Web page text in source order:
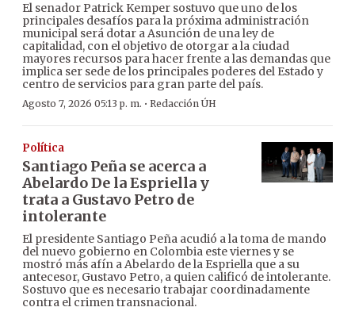
El senador Patrick Kemper sostuvo que uno de los
principales desafíos para la próxima administración
municipal será dotar a Asunción de una ley de
capitalidad, con el objetivo de otorgar a la ciudad
mayores recursos para hacer frente a las demandas que
implica ser sede de los principales poderes del Estado y
centro de servicios para gran parte del país.
Agosto 7, 2026 05:13 p. m. · Redacción ÚH
Política
Santiago Peña se acerca a
Abelardo De la Espriella y
trata a Gustavo Petro de
intolerante
El presidente Santiago Peña acudió a la toma de mando
del nuevo gobierno en Colombia este viernes y se
mostró más afín a Abelardo de la Espriella que a su
antecesor, Gustavo Petro, a quien calificó de intolerante.
Sostuvo que es necesario trabajar coordinadamente
contra el crimen transnacional.